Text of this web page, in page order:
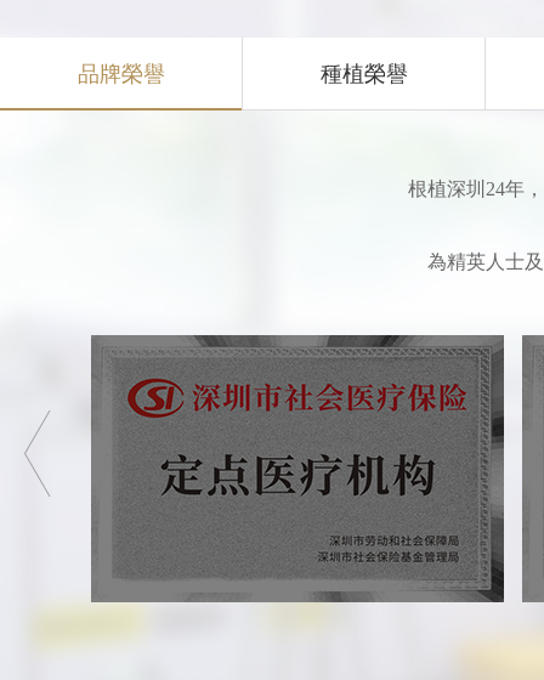
品牌榮譽 種植榮譽
根植深圳24年
為精英人士